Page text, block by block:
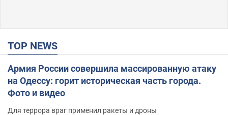
TOP NEWS
Армия России совершила массированную атаку
на Одессу: горит историческая часть города.
Фото и видео
Для террора враг применил ракеты и дроны